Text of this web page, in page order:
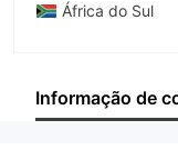
África do Sul
Empresa
Informação de